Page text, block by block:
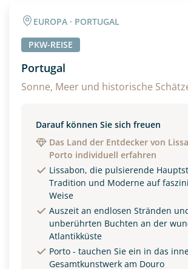
EUROPA · PORTUGAL
PKW-REISE
Portugal
Sonne, Meer und historische
Darauf können Sie sich freuen
Das Land der Entdecker von
Porto individuell erfahren
Lissabon, die pulsierende
Tradition und Moderne auf
Weise
Auszeit an endlosen Stränden
unberührten Buchten an der
Atlantikküste
Porto - tauchen Sie ein in das
Gesamtkunstwerk am Douro
Alter
Unterkunft
EZ Familienzimmer
Reisebeginn
Option 1 Option 2
Weitere Informationen